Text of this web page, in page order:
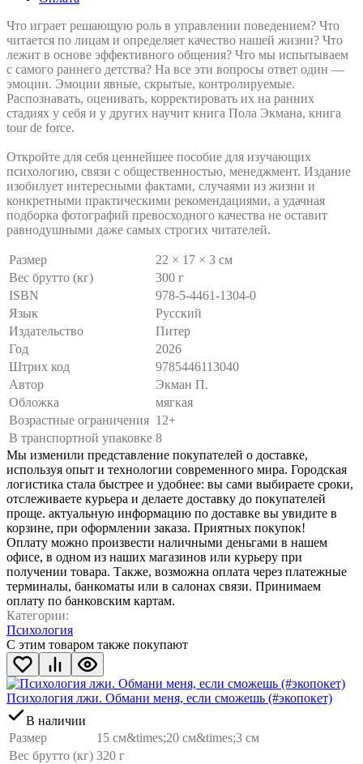
Что играет решающую роль в управлении поведением? Что
читается по лицам и определяет качество нашей жизни? Что
лежит в основе эффективного общения? Что мы испытываем
с самого раннего детства? На все эти вопросы ответ один —
эмоции. Эмоции явные, скрытые, контролируемые.
Распознавать, оценивать, корректировать их на ранних
стадиях у себя и у других научит книга Пола Экмана, книга
tour de force.
Откройте для себя ценнейшее пособие для изучающих
психологию, связи с общественностью, менеджмент. Издание
изобилует интересными фактами, случаями из жизни и
конкретными практическими рекомендациями, а удачная
подборка фотографий превосходного качества не оставит
равнодушными даже самых строгих читателей.
Размер
22 × 17 × 3 см
Вес брутто (кг)
300 г
ISBN
978-5-4461-1304-0
Язык
Русский
Издательство
Питер
Год
2026
Штрих код
9785446113040
Автор
Экман П.
Обложка
мягкая
Возрастные ограничения 12+
В транспортной упаковке 8
Мы изменили представление покупателей о доставке,
используя опыт и технологии современного мира. Городская
логистика стала быстрее и удобнее: вы сами выбираете сроки,
отслеживаете курьера и делаете доставку до покупателей
проще. актуальную информацию по доставке вы увидите в
корзине, при оформлении заказа. Приятных покупок!
Оплату можно произвести наличными деньгами в нашем
офисе, в одном из наших магазинов или курьеру при
получении товара. Также, возможна оплата через платежные
терминалы, банкоматы или в салонах связи. Принимаем
оплату по банковским картам.
Категории:
Психология
С этим товаром также покупают
Психология лжи. Обмани меня, если сможешь (#экопокет)
В наличии
Размер
15 см&times;20 см&times;3 см
Вес брутто (кг) 320 г